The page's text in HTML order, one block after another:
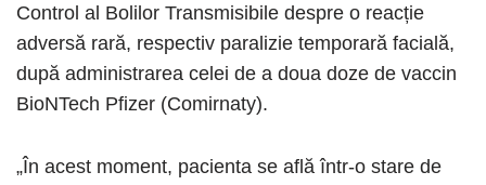
Control al Bolilor Transmisibile despre o reacție
adversă rară, respectiv paralizie temporară facială,
după administrarea celei de a doua doze de vaccin
BioNTech Pfizer (Comirnaty).
„În acest moment, pacienta se află într-o stare de